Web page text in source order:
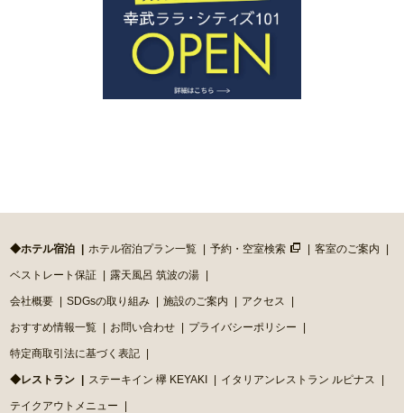
◆ホテル宿泊 ホテル宿泊プラン一覧 予約・空室検索 客室のご案内
ベストレート保証 露天風呂 筑波の湯
会社概要 SDGsの取り組み 施設のご案内 アクセス
おすすめ情報一覧 お問い合わせ プライバシーポリシー
特定商取引法に基づく表記
◆レストラン ステーキイン 欅 KEYAKI イタリアンレストラン ルピナス
テイクアウトメニュー